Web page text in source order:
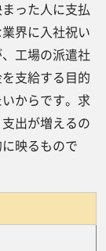
った人に支払
界に入社祝い
工場の派遣社
支給する目的
からです。求
出が増えるの
映るもので